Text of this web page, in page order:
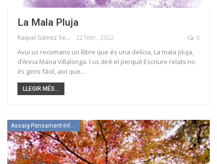
La Mala Pluja
Raquel Gámez Serrano 22 febr., 2022 0
Avui us recomano un llibre que és una delícia, La mala pluja,
d’Anna Maria Villalonga. I us diré el perquè:Escriure relats no
és gens fàcil, així que…
LLEGIR MÉS...
Assaig-Pensament-Informació